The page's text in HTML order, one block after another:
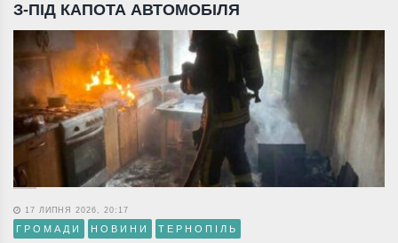
З-ПІД КАПОТА АВТОМОБІЛЯ
17 ЛИПНЯ 2026, 20:17
ГРОМАДИ НОВИНИ ТЕРНОПІЛЬ